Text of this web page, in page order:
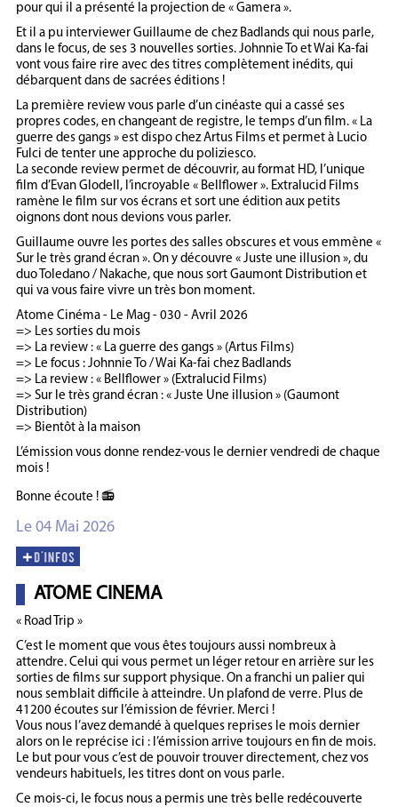
pour qui il a présenté la projection de « Gamera ».
Et il a pu interviewer Guillaume de chez Badlands qui nous parle,
dans le focus, de ses 3 nouvelles sorties. Johnnie To et Wai Ka-fai
vont vous faire rire avec des titres complètement inédits, qui
débarquent dans de sacrées éditions !
La première review vous parle d’un cinéaste qui a cassé ses
propres codes, en changeant de registre, le temps d’un film. « La
guerre des gangs » est dispo chez Artus Films et permet à Lucio
Fulci de tenter une approche du poliziesco.
La seconde review permet de découvrir, au format HD, l’unique
film d’Evan Glodell, l’incroyable « Bellflower ». Extralucid Films
ramène le film sur vos écrans et sort une édition aux petits
oignons dont nous devions vous parler.
Guillaume ouvre les portes des salles obscures et vous emmène «
Sur le très grand écran ». On y découvre « Juste une illusion », du
duo Toledano / Nakache, que nous sort Gaumont Distribution et
qui va vous faire vivre un très bon moment.
Atome Cinéma - Le Mag - 030 - Avril 2026
=> Les sorties du mois
=> La review : « La guerre des gangs » (Artus Films)
=> Le focus : Johnnie To / Wai Ka-fai chez Badlands
=> La review : « Bellflower » (Extralucid Films)
=> Sur le très grand écran : « Juste Une illusion » (Gaumont
Distribution)
=> Bientôt à la maison
L’émission vous donne rendez-vous le dernier vendredi de chaque
mois !
Bonne écoute ! 📻
Le 04 Mai 2026
ATOME CINEMA
« Road Trip »
C’est le moment que vous êtes toujours aussi nombreux à
attendre. Celui qui vous permet un léger retour en arrière sur les
sorties de films sur support physique. On a franchi un palier qui
nous semblait difficile à atteindre. Un plafond de verre. Plus de
41200 écoutes sur l’émission de février. Merci !
Vous nous l’avez demandé à quelques reprises le mois dernier
alors on le reprécise ici : l’émission arrive toujours en fin de mois.
Le but pour vous c’est de pouvoir trouver directement, chez vos
vendeurs habituels, les titres dont on vous parle.
Ce mois-ci, le focus nous a permis une très belle redécouverte